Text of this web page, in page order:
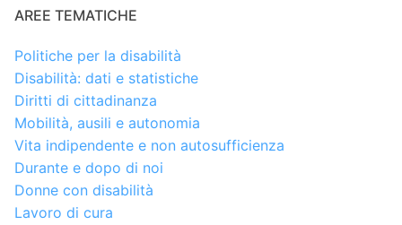
AREE TEMATICHE
Politiche per la disabilità
Disabilità: dati e statistiche
Diritti di cittadinanza
Mobilità, ausili e autonomia
Vita indipendente e non autosufficienza
Durante e dopo di noi
Donne con disabilità
Lavoro di cura